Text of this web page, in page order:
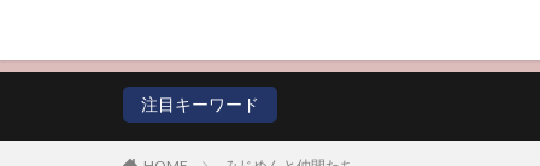
注目キーワード